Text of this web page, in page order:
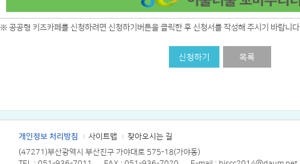
※ 공공형 키즈카페를 신청하려면 신청하기버튼을 클릭한 후 신청서를 작성해 주시기 바랍니다.
신청하기 목록
개인정보 처리방침 사이트맵
찾아오시는 길
(47271)부산광역시 부산진구 가야대로 575-18(가야동)